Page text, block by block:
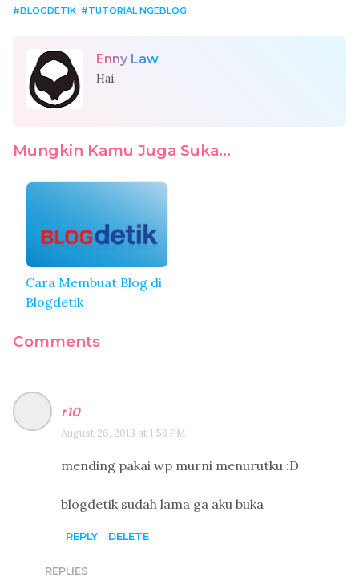
BLOGDETIK TUTORIAL NGEBLOG
Enny Law
Hai.
Mungkin Kamu Juga Suka...
Cara Membuat Blog di
Blogdetik
Comments
r10
August 26, 2013 at 1:58 PM
mending pakai wp murni menurutku :D
blogdetik sudah lama ga aku buka
REPLY DELETE
REPLIES